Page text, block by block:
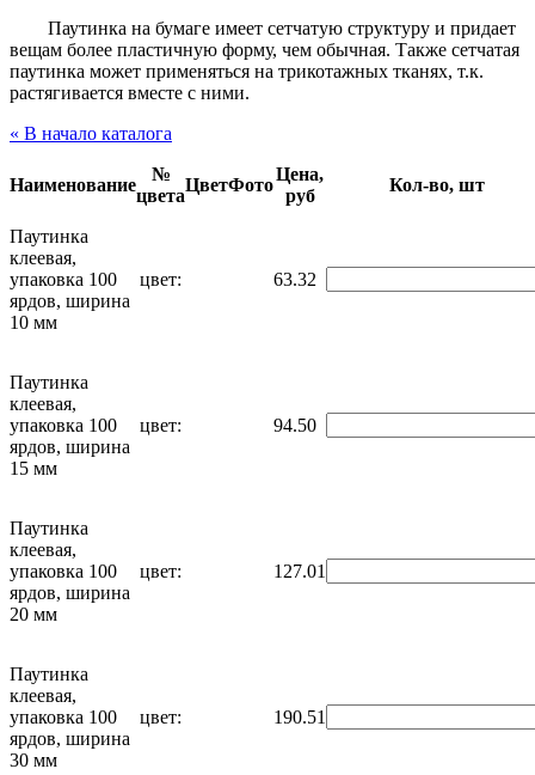
Паутинка на бумаге имеет сетчатую структуру и придает
вещам более пластичную форму, чем обычная. Также сетчатая
паутинка может применяться на трикотажных тканях, т.к.
растягивается вместе с ними.
« В начало каталога
Наименование
№
цвета
ЦветФото
Цена,
руб
Кол-во, шт
Паутинка
клеевая,
упаковка 100
ярдов, ширина
10 мм
цвет: 63.32
Паутинка
клеевая,
упаковка 100
ярдов, ширина
15 мм
цвет: 94.50
Паутинка
клеевая,
упаковка 100
ярдов, ширина
20 мм
цвет: 127.01
Паутинка
клеевая,
упаковка 100
ярдов, ширина
30 мм
цвет: 190.51